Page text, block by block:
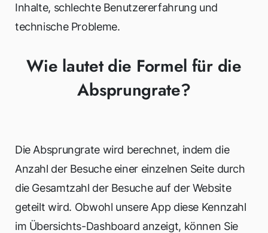
Inhalte, schlechte Benutzererfahrung und
technische Probleme.
Wie lautet die Formel für die
Absprungrate?
Die Absprungrate wird berechnet, indem die
Anzahl der Besuche einer einzelnen Seite durch
die Gesamtzahl der Besuche auf der Website
geteilt wird. Obwohl unsere App diese Kennzahl
im Übersichts-Dashboard anzeigt, können Sie